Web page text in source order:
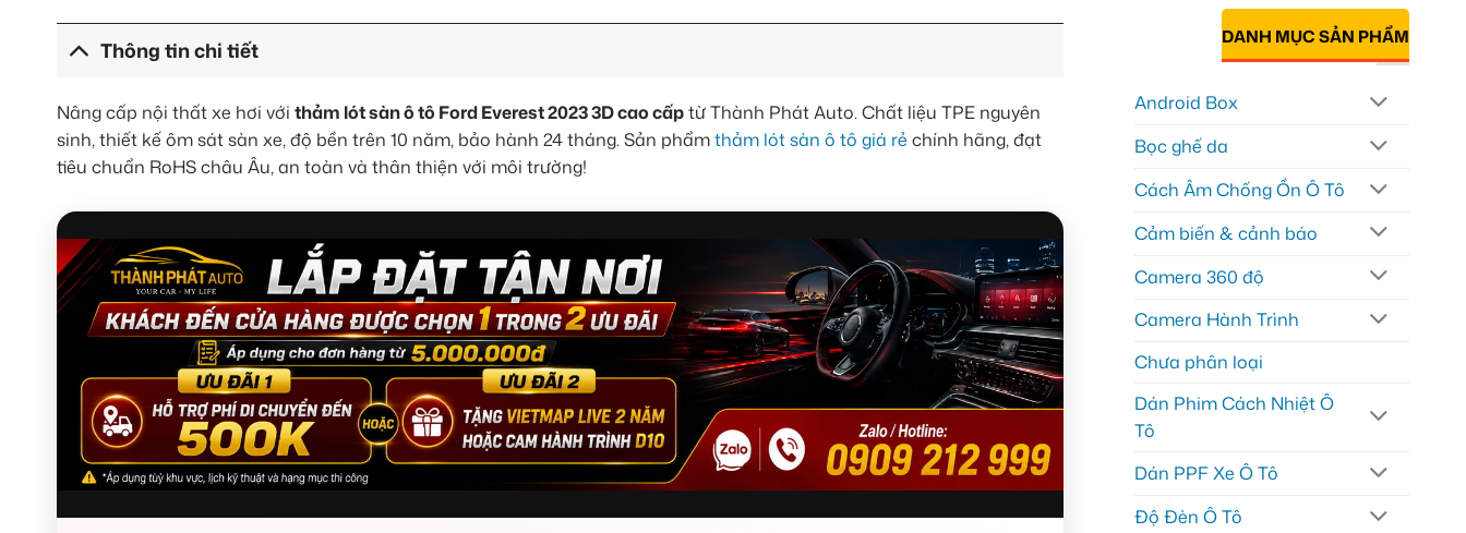
Thông tin chi tiết
Nâng cấp nội thất xe hơi với thảm lót sàn ô tô Ford Everest 2023 3D cao cấptừ Thành Phát Auto. Chất liệu TPE nguyên
sinh, thiết kế ôm sát sàn xe, độ bền trên 10 năm, bảo hành 24 tháng. Sản phẩmthảm lót sàn ô tô giá rẻ chính hãng, đạt
tiêu chuẩn RoHS châu Âu, an toàn và thân thiện với môi trường!
DANH MỤC SẢN PHẨM
Android Box
Bọc ghế da
Cách Âm Chống Ồn Ô Tô
Cảm biến & cảnh báo
Camera 360 độ
Camera Hành Trình
Chưa phân loại
Dán Phim Cách Nhiệt Ô
Tô
Dán PPF Xe Ô Tô
Độ Đèn Ô Tô